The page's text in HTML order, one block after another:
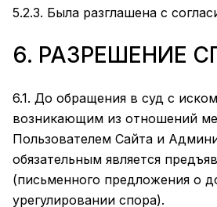
5.2.3. Была разглашена с
6. РАЗРЕШЕНИЕ
6.1. До обращения в суд с
возникающим из отношений
Пользователем Сайта и
обязательным является
(письменного предложения о
урегулировании спора).